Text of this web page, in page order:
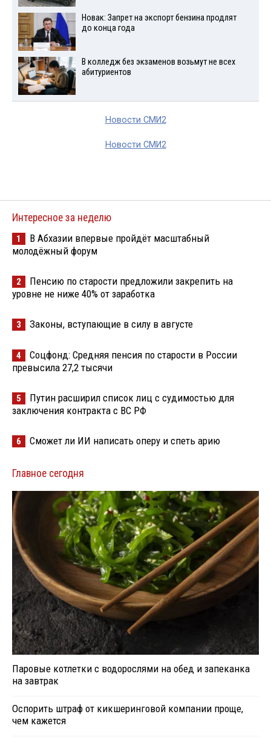
Новак: Запрет на экспорт бензина продлят
до конца года
В колледж без экзаменов возьмут не всех
абитуриентов
Новости СМИ2
Новости СМИ2
Интересное за неделю
1
В Абхазии впервые пройдёт масштабный
молодёжный форум
2
Пенсию по старости предложили закрепить на
уровне не ниже 40% от заработка
3 Законы, вступающие в силу в августе
4
Соцфонд: Средняя пенсия по старости в России
превысила 27,2 тысячи
5
Путин расширил список лиц с судимостью для
заключения контракта с ВС РФ
6 Сможет ли ИИ написать оперу и спеть арию
Главное сегодня
Паровые котлетки с водорослями на обед и запеканка
на завтрак
Оспорить штраф от кикшеринговой компании проще,
чем кажется